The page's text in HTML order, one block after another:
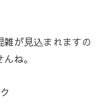
が見込まれますの
ね。